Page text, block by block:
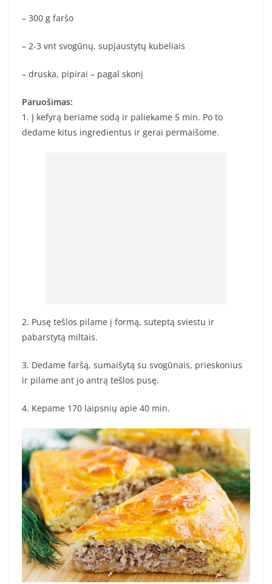
– 300 g faršo
– 2-3 vnt svogūnų, supjaustytų kubeliais
– druska, pipirai – pagal skonį
Paruošimas:
1. Į kefyrą beriame sodą ir paliekame 5 min. Po to
dedame kitus ingredientus ir gerai permaišome.
2. Pusę tešlos pilame į formą, suteptą sviestu ir
pabarstytą miltais.
3. Dedame faršą, sumaišytą su svogūnais, prieskonius
ir pilame ant jo antrą tešlos pusę.
4. Kepame 170 laipsnių apie 40 min.